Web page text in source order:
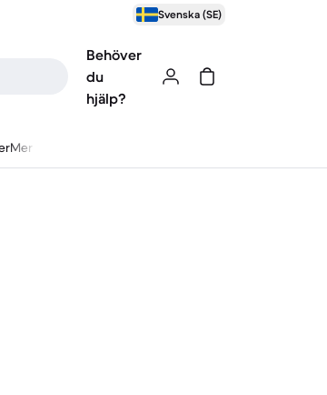
Svenska (SE)
Behöver
du
hjälp?
Mer